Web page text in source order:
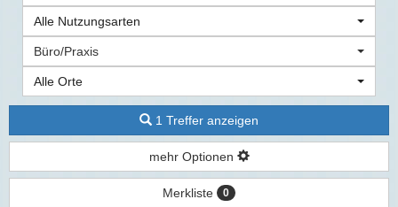
Alle Nutzungsarten
Büro/Praxis
Alle Orte
1 Treffer anzeigen
mehr Optionen
Merkliste 0